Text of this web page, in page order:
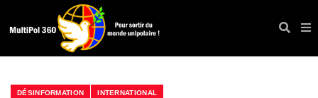
DÉSINFORMATION INTERNATIONAL